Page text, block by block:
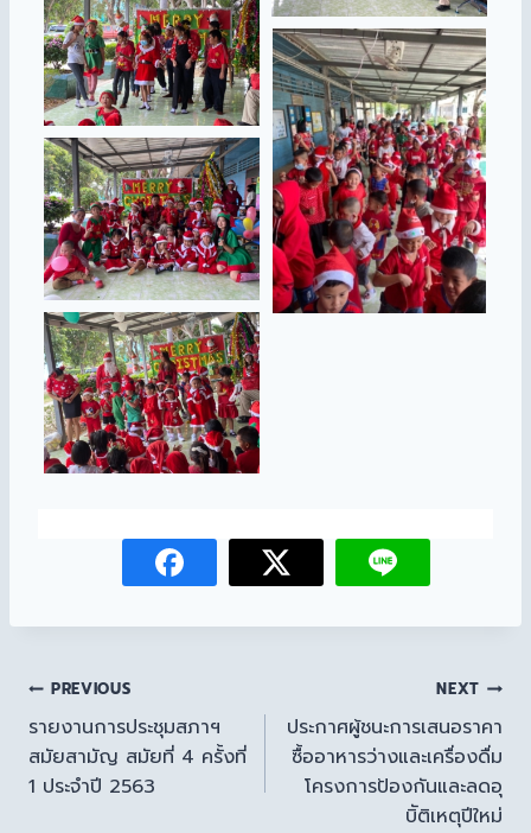
PREVIOUS
รายงานการประชุมสภาฯ
สมัยสามัญ สมัยที่ 4 ครั้งที่
1 ประจำปี 2563
NEXT
ประกาศผู้ชนะการเสนอราคา
ซื้ออาหารว่างและเครื่องดื่ม
โครงการป้องกันและลดอุ
บิัติเหตุปีใหม่